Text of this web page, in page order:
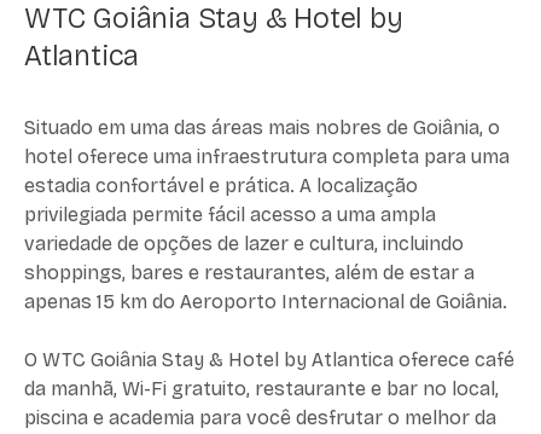
WTC Goiânia Stay & Hotel by
Atlantica
Situado em uma das áreas mais nobres de Goiânia, o
hotel oferece uma infraestrutura completa para uma
estadia confortável e prática. A localização
privilegiada permite fácil acesso a uma ampla
variedade de opções de lazer e cultura, incluindo
shoppings, bares e restaurantes, além de estar a
apenas 15 km do Aeroporto Internacional de Goiânia.
O WTC Goiânia Stay & Hotel by Atlantica oferece café
da manhã, Wi-Fi gratuito, restaurante e bar no local,
piscina e academia para você desfrutar o melhor da